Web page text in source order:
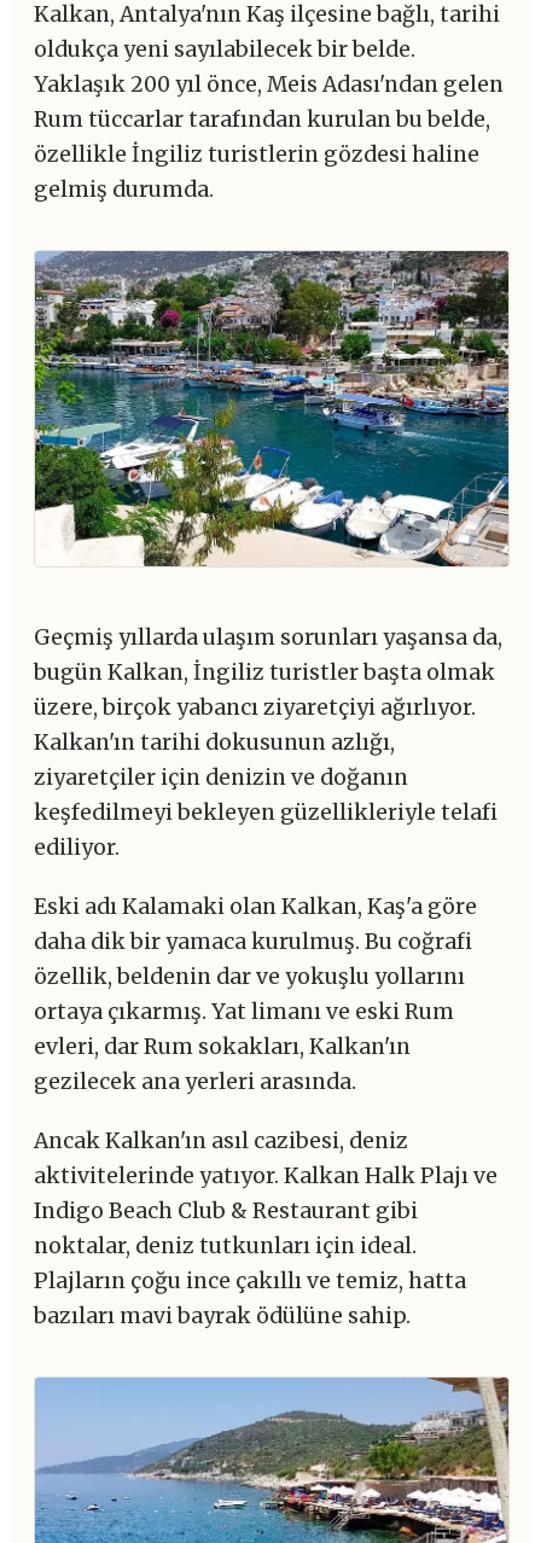
Kalkan, Antalya'nın Kaş ilçesine bağlı, tarihi
oldukça yeni sayılabilecek bir belde.
Yaklaşık 200 yıl önce, Meis Adası'ndan gelen
Rum tüccarlar tarafından kurulan bu belde,
özellikle İngiliz turistlerin gözdesi haline
gelmiş durumda.
Geçmiş yıllarda ulaşım sorunları yaşansa da,
bugün Kalkan, İngiliz turistler başta olmak
üzere, birçok yabancı ziyaretçiyi ağırlıyor.
Kalkan'ın tarihi dokusunun azlığı,
ziyaretçiler için denizin ve doğanın
keşfedilmeyi bekleyen güzellikleriyle telafi
ediliyor.
Eski adı Kalamaki olan Kalkan, Kaş'a göre
daha dik bir yamaca kurulmuş. Bu coğrafi
özellik, beldenin dar ve yokuşlu yollarını
ortaya çıkarmış. Yat limanı ve eski Rum
evleri, dar Rum sokakları, Kalkan'ın
gezilecek ana yerleri arasında.
Ancak Kalkan'ın asıl cazibesi, deniz
aktivitelerinde yatıyor. Kalkan Halk Plajı ve
Indigo Beach Club & Restaurant gibi
noktalar, deniz tutkunları için ideal.
Plajların çoğu ince çakıllı ve temiz, hatta
bazıları mavi bayrak ödülüne sahip.